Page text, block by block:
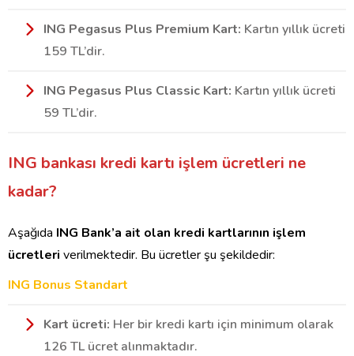
ING Pegasus Plus Premium Kart: Kartın yıllık ücreti
159 TL’dir.
ING Pegasus Plus Classic Kart: Kartın yıllık ücreti
59 TL’dir.
ING bankası kredi kartı işlem ücretleri ne
kadar?
Aşağıda ING Bank’a ait olan kredi kartlarının işlem
ücretleri verilmektedir. Bu ücretler şu şekildedir:
ING Bonus Standart
Kart ücreti: Her bir kredi kartı için minimum olarak
126 TL ücret alınmaktadır.